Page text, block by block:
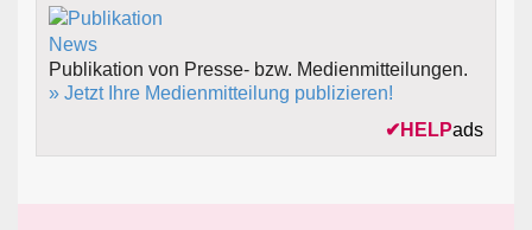
Publikation von Presse- bzw. Medienmitteilungen.
» Jetzt Ihre Medienmitteilung publizieren!
✔ HELPads